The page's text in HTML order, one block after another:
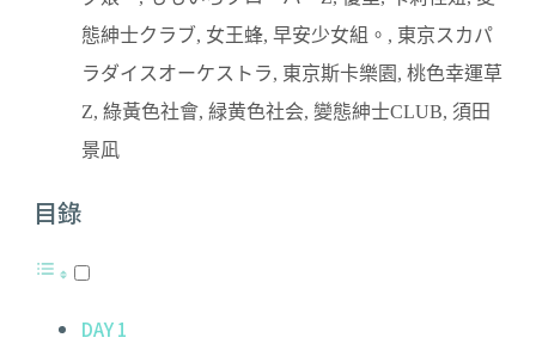
態紳士クラブ, 女王蜂, 早安少女組。 , 東京スカパ
ラダイスオーケストラ, 東京斯卡樂園 , 桃色幸運草
Z, 綠黃色社會, 緑黄色社会, 變態紳士CLUB, 須田
景凪
目錄
DAY 1